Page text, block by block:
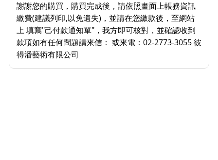
謝謝您的購買，購買完成後，請依照畫面上帳務資訊
繳費(建議列印,以免遺失)，並請在您繳款後，至網站
上 填寫"己付款通知單"，我方即可核對，並確認收到
款項如有任何問題請來信： 或來電：02-2773-3055 彼
得潘藝術有限公司